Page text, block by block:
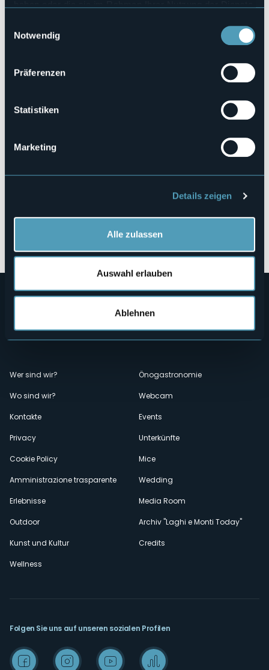
Notwendig
Präferenzen
Statistiken
Marketing
Details zeigen
Alle zulassen
Auswahl erlauben
Ablehnen
Telefon
E-mail
28887 - Omegna (VB)
Öffnen Sie die Karte
Menù
secondario
Wer sind wir?
Wo sind wir?
Kontakte
Privacy
Cookie Policy
Amministrazione trasparente
Erlebnisse
Outdoor
Kunst und Kultur
Wellness
Önogastronomie
Webcam
Events
Unterkünfte
Mice
Wedding
Media Room
Archiv "Laghi e Monti Today"
Credits
Folgen Sie uns auf unseren sozialen Profilen